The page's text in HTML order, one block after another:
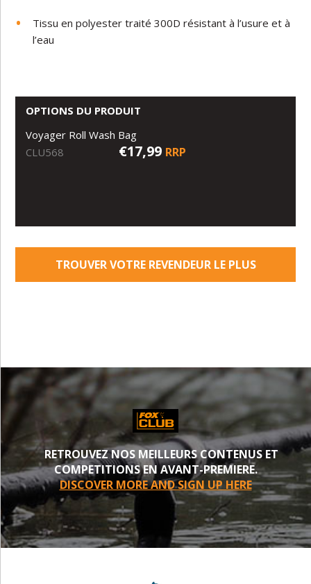
Tissu en polyester traité 300D résistant à l’usure et à
l’eau
OPTIONS DU PRODUIT
Voyager Roll Wash Bag
CLU568
€17,99 RRP
TROUVER VOTRE REVENDEUR LE PLUS
RETROUVEZ NOS MEILLEURS CONTENUS ET
COMPETITIONS EN AVANT-PREMIERE.
DISCOVER MORE AND SIGN UP HERE